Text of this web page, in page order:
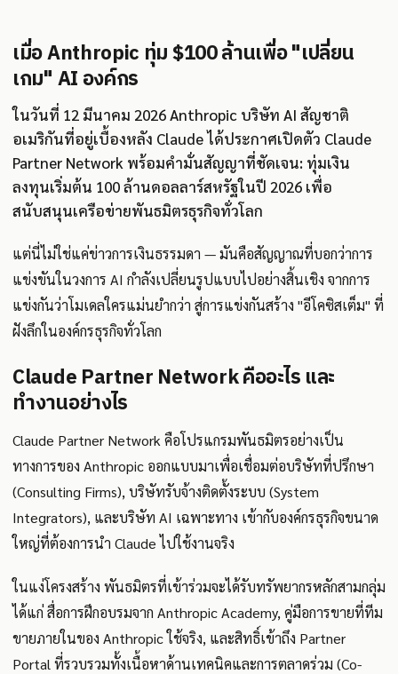
เมื่อ Anthropic ทุ่ม $100 ล้านเพื่อ "เปลี่ยน
เกม" AI องค์กร
ในวันที่ 12 มีนาคม 2026 Anthropic บริษัท AI สัญชาติ
อเมริกันที่อยู่เบื้องหลัง Claude ได้ประกาศเปิดตัว Claude
Partner Network พร้อมคำมั่นสัญญาที่ชัดเจน: ทุ่มเงิน
ลงทุนเริ่มต้น 100 ล้านดอลลาร์สหรัฐในปี 2026 เพื่อ
สนับสนุนเครือข่ายพันธมิตรธุรกิจทั่วโลก
แต่นี่ไม่ใช่แค่ข่าวการเงินธรรมดา — มันคือสัญญาณที่บอกว่าการ
แข่งขันในวงการ AI กำลังเปลี่ยนรูปแบบไปอย่างสิ้นเชิง จากการ
แข่งกันว่าโมเดลใครแม่นยำกว่า สู่การแข่งกันสร้าง "อีโคซิสเต็ม" ที่
ฝังลึกในองค์กรธุรกิจทั่วโลก
Claude Partner Network คืออะไร และ
ทำงานอย่างไร
Claude Partner Network คือโปรแกรมพันธมิตรอย่างเป็น
ทางการของ Anthropic ออกแบบมาเพื่อเชื่อมต่อบริษัทที่ปรึกษา
(Consulting Firms), บริษัทรับจ้างติดตั้งระบบ (System
Integrators), และบริษัท AI เฉพาะทาง เข้ากับองค์กรธุรกิจขนาด
ใหญ่ที่ต้องการนำ Claude ไปใช้งานจริง
ในแง่โครงสร้าง พันธมิตรที่เข้าร่วมจะได้รับทรัพยากรหลักสามกลุ่ม
ได้แก่ สื่อการฝึกอบรมจาก Anthropic Academy, คู่มือการขายที่ทีม
ขายภายในของ Anthropic ใช้จริง, และสิทธิ์เข้าถึง Partner
Portal ที่รวบรวมทั้งเนื้อหาด้านเทคนิคและการตลาดร่วม (Co-